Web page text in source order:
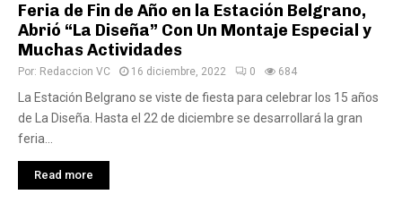
Feria de Fin de Año en la Estación Belgrano,
Abrió “La Diseña” Con Un Montaje Especial y
Muchas Actividades
Por: Redaccion VC 16 diciembre, 2022 0 684
La Estación Belgrano se viste de fiesta para celebrar los 15 años
de La Diseña. Hasta el 22 de diciembre se desarrollará la gran
feria...
Read more